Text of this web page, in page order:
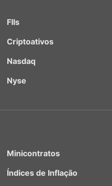
FIIs
Criptoativos
Nasdaq
Nyse
Minicontratos
Índices de Inflação